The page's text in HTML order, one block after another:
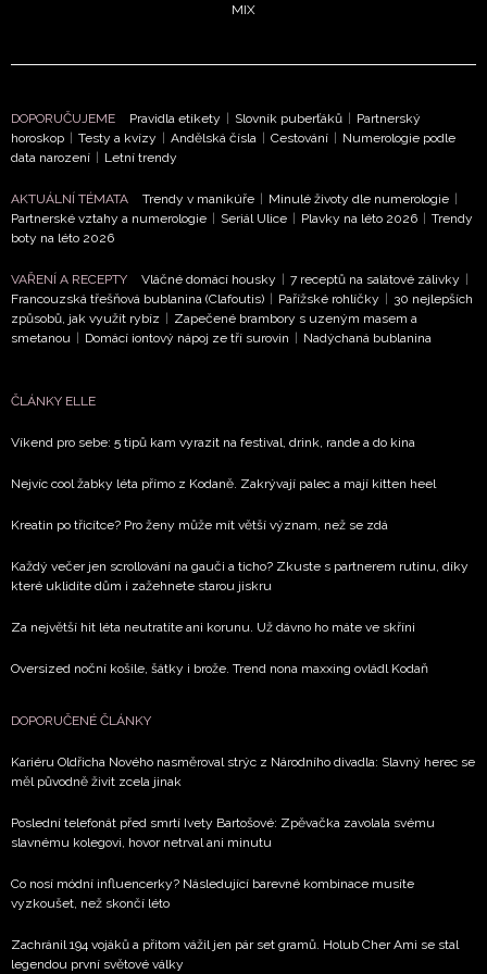
MIX
DOPORUČUJEME Pravidla etikety Slovník puberťáků
Partnerský
horoskop
Testy a kvízy Andělská čísla Cestování
Numerologie podle
data narození
Letní trendy
AKTUÁLNÍ TÉMATA Trendy v manikúře Minulé životy dle numerologie
Partnerské vztahy a numerologie
Seriál Ulice Plavky na léto 2026
Trendy
boty na léto 2026
VAŘENÍ A RECEPTY Vláčné domácí housky 7 receptů na salátové zálivky
Francouzská třešňová bublanina (Clafoutis)
Pařížské rohlíčky
30 nejlepších
způsobů, jak využít rybíz
Zapečené brambory s uzeným masem a
smetanou
Domácí iontový nápoj ze tří surovin Nadýchaná bublanina
ČLÁNKY ELLE
Víkend pro sebe: 5 tipů kam vyrazit na festival, drink, rande a do kina
Nejvíc cool žabky léta přímo z Kodaně. Zakrývají palec a mají kitten heel
Kreatin po třicítce? Pro ženy může mít větší význam, než se zdá
Každý večer jen scrollování na gauči a ticho? Zkuste s partnerem rutinu, díky
které uklidíte dům i zažehnete starou jiskru
Za největší hit léta neutratíte ani korunu. Už dávno ho máte ve skříni
Oversized noční košile, šátky i brože. Trend nona maxxing ovládl Kodaň
DOPORUČENÉ ČLÁNKY
Kariéru Oldřicha Nového nasměroval strýc z Národního divadla: Slavný herec se
měl původně živit zcela jinak
Poslední telefonát před smrtí Ivety Bartošové: Zpěvačka zavolala svému
slavnému kolegovi, hovor netrval ani minutu
Co nosí módní influencerky? Následující barevné kombinace musíte
vyzkoušet, než skončí léto
Zachránil 194 vojáků a přitom vážil jen pár set gramů. Holub Cher Ami se stal
legendou první světové války